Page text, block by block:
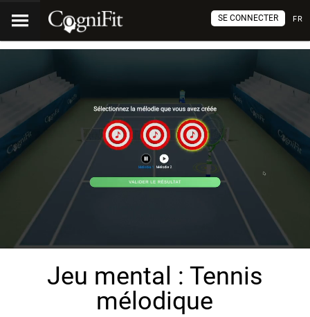
FR
SE CONNECTER
Jeu mental : Tennis
mélodique